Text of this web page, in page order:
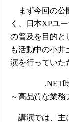
まず今回の公
く、日本XPユ
の普及を目的と
も活動中の小
演を行っていた
.NET
～高品質な業務
講演では、主